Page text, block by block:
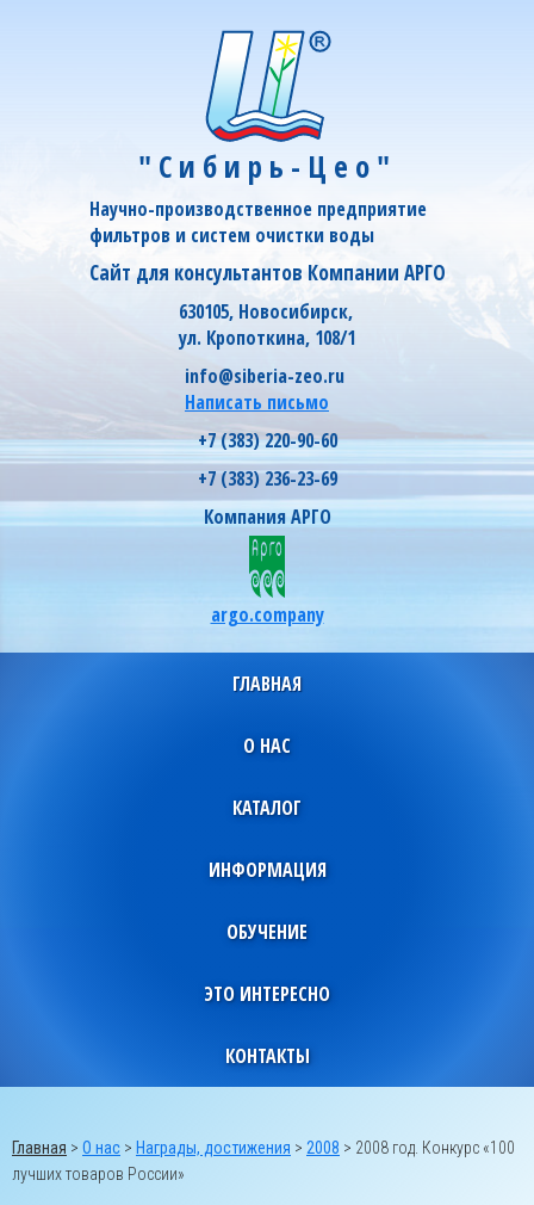
"Сибирь-Цео"
Научно-производственное предприятие
фильтров и систем очистки воды
Сайт для консультантов Компании АРГО
630105, Новосибирск,
ул. Кропоткина, 108/1
info@siberia-zeo.ru
Написать письмо
+7 (383) 220-90-60
+7 (383) 236-23-69
Компания АРГО
argo.company
ГЛАВНАЯ
О НАС
КАТАЛОГ
ИНФОРМАЦИЯ
ОБУЧЕНИЕ
ЭТО ИНТЕРЕСНО
КОНТАКТЫ
Главная > О нас > Награды, достижения > 2008 > 2008 год. Конкурс «100
лучших товаров России»